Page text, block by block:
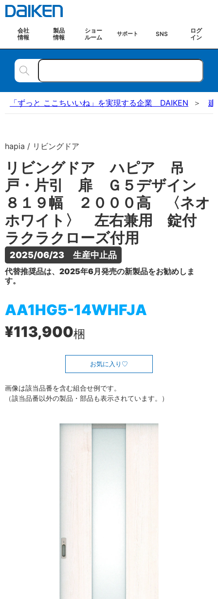
会社
情報
製品
情報
ショー
ルーム
サポート SNS
ログ
イン
「ずっと ここちいいね」を実現する企業 DAIKEN 建
hapia / リビングドア
リビングドア ハピア 吊
戸・片引 扉 Ｇ５デザイン
８１９幅 ２０００高 〈ネオ
ホワイト〉 左右兼用 錠付
ラクラクローズ付用
2025/06/23　生産中止品
代替推奨品は、2025年6月発売の新製品をお勧めしま
す。
AA1HG5-14WHFJA
¥113,900梱
お気に入り
画像は該当品番を含む組合せ例です。
（該当品番以外の製品・部品も表示されています。）